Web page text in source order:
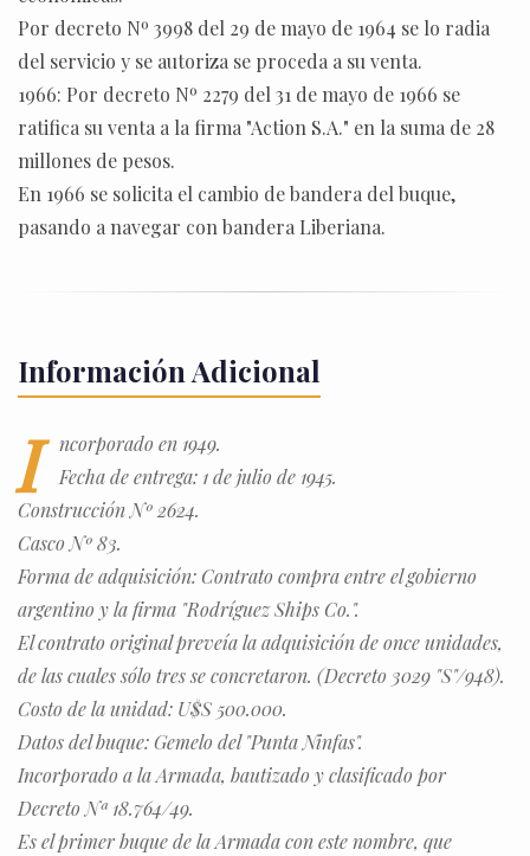
Por decreto Nº 3998 del 29 de mayo de 1964 se lo radia
del servicio y se autoriza se proceda a su venta.
1966: Por decreto Nº 2279 del 31 de mayo de 1966 se
ratifica su venta a la firma "Action S.A." en la suma de 28
millones de pesos.
En 1966 se solicita el cambio de bandera del buque,
pasando a navegar con bandera Liberiana.
Información Adicional
I
ncorporado en 1949.
Fecha de entrega: 1 de julio de 1945.
Construcción Nº 2624.
Casco Nº 83.
Forma de adquisición: Contrato compra entre el gobierno
argentino y la firma "Rodríguez Ships Co.".
El contrato original preveía la adquisición de once unidades,
de las cuales sólo tres se concretaron. (Decreto 3029 "S"/948).
Costo de la unidad: U$S 500.000.
Datos del buque: Gemelo del "Punta Ninfas".
Incorporado a la Armada, bautizado y clasificado por
Decreto Nª 18.764/49.
Es el primer buque de la Armada con este nombre, que